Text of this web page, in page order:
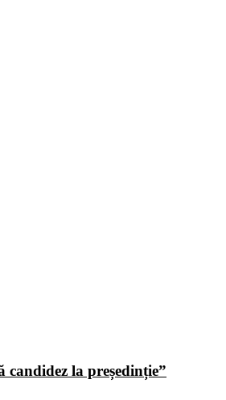
la președinție”